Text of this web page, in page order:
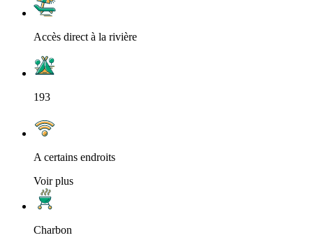
Accès direct à la rivière
193
A certains endroits
Voir plus
Charbon